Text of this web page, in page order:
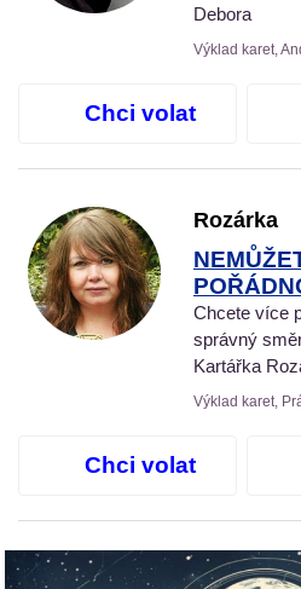
Debora
Výklad karet,
Chci volat
Rozárka
Chcete více
správný
Kartářka
Výklad karet,
Chci volat